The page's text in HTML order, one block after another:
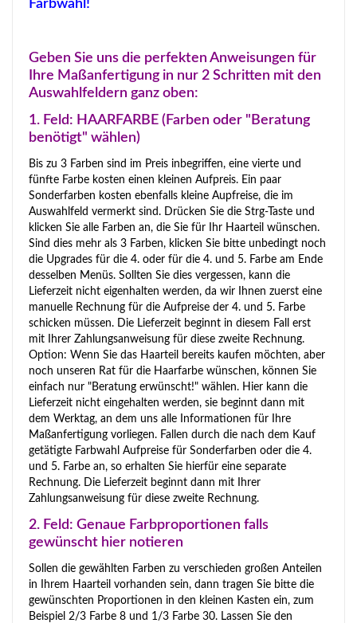
Farbwahl!
Geben Sie uns die perfekten Anweisungen für
Ihre Maßanfertigung in nur 2 Schritten mit den
Auswahlfeldern ganz oben:
1. Feld: HAARFARBE (Farben oder "Beratung
benötigt" wählen)
Bis zu 3 Farben sind im Preis inbegriffen, eine vierte und
fünfte Farbe kosten einen kleinen Aufpreis. Ein paar
Sonderfarben kosten ebenfalls kleine Aupfreise, die im
Auswahlfeld vermerkt sind. Drücken Sie die Strg-Taste und
klicken Sie alle Farben an, die Sie für Ihr Haarteil wünschen.
Sind dies mehr als 3 Farben, klicken Sie bitte unbedingt noch
die Upgrades für die 4. oder für die 4. und 5. Farbe am Ende
desselben Menüs. Sollten Sie dies vergessen, kann die
Lieferzeit nicht eigenhalten werden, da wir Ihnen zuerst eine
manuelle Rechnung für die Aufpreise der 4. und 5. Farbe
schicken müssen. Die Lieferzeit beginnt in diesem Fall erst
mit Ihrer Zahlungsanweisung für diese zweite Rechnung.
Option: Wenn Sie das Haarteil bereits kaufen möchten, aber
noch unseren Rat für die Haarfarbe wünschen, können Sie
einfach nur "Beratung erwünscht!" wählen. Hier kann die
Lieferzeit nicht eingehalten werden, sie beginnt dann mit
dem Werktag, an dem uns alle Informationen für Ihre
Maßanfertigung vorliegen. Fallen durch die nach dem Kauf
getätigte Farbwahl Aufpreise für Sonderfarben oder die 4.
und 5. Farbe an, so erhalten Sie hierfür eine separate
Rechnung. Die Lieferzeit beginnt dann mit Ihrer
Zahlungsanweisung für diese zweite Rechnung.
2. Feld: Genaue Farbproportionen falls
gewünscht hier notieren
Sollen die gewählten Farben zu verschieden großen Anteilen
in Ihrem Haarteil vorhanden sein, dann tragen Sie bitte die
gewünschten Proportionen in den kleinen Kasten ein, zum
Beispiel 2/3 Farbe 8 und 1/3 Farbe 30. Lassen Sie den